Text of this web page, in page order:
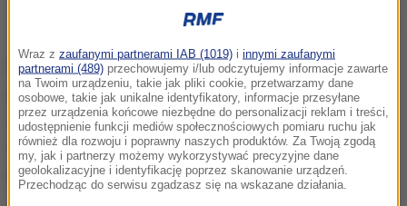
Rząd nie ukróci praktyki wzywania pracowników do
pracy o północy w poniedziałek, bo - jak usłyszał
reporter RMF FM - to wymagałoby zmiany definicji
doby pracowniczej. To zaś byłby zbyt duży wyłom w
kodeksie pracy.
Wraz z zaufanymi partnerami IAB (1019) i innymi zaufanymi
partnerami (489) przechowujemy i/lub odczytujemy informacje zawarte
na Twoim urządzeniu, takie jak pliki cookie, przetwarzamy dane
osobowe, takie jak unikalne identyfikatory, informacje przesyłane
przez urządzenia końcowe niezbędne do personalizacji reklam i treści,
udostępnienie funkcji mediów społecznościowych pomiaru ruchu jak
również dla rozwoju i poprawny naszych produktów. Za Twoją zgodą
my, jak i partnerzy możemy wykorzystywać precyzyjne dane
geolokalizacyjne i identyfikację poprzez skanowanie urządzeń.
Przechodząc do serwisu zgadzasz się na wskazane działania.